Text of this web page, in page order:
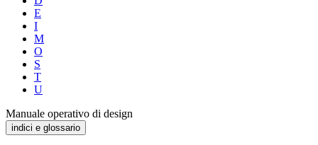
E
I
M
O
S
T
U
Manuale operativo di design
indici e glossario